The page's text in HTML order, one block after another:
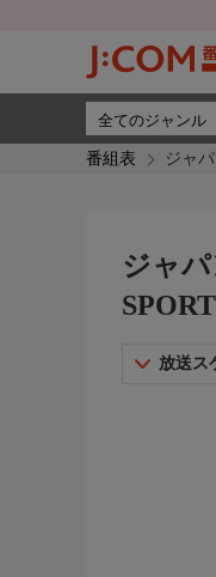
番組表 ジャ
ジャ
放送ス